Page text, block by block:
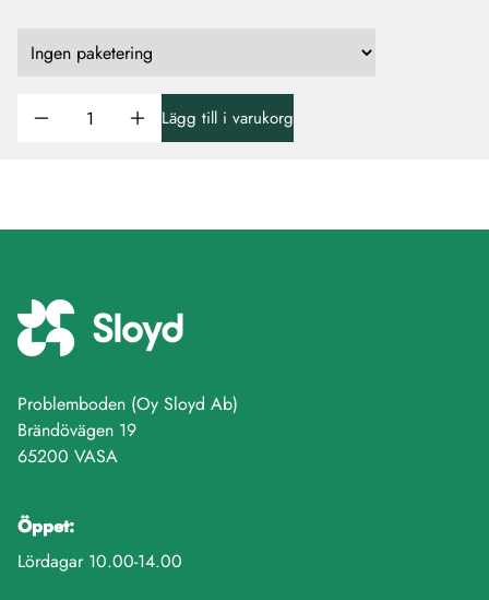
Lägg till i varukorg
Problemboden (Oy Sloyd Ab)
Brändövägen 19
65200 VASA
Öppet:
Lördagar 10.00-14.00